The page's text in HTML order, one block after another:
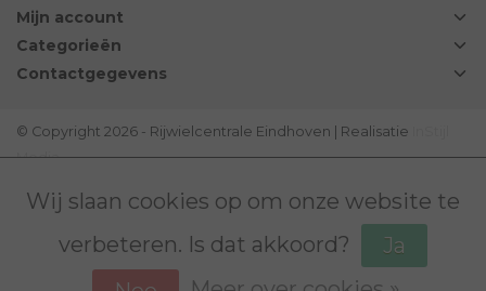
Mijn account
Categorieën
Contactgegevens
© Copyright 2026 - Rijwielcentrale Eindhoven | Realisatie
Media
Wij slaan cookies op om onze website te
verbeteren. Is dat akkoord?
Ja